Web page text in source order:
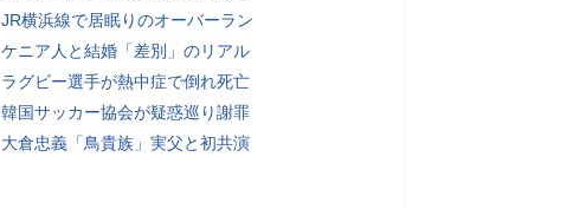
JR横浜線で居眠りのオーバーラン
ケニア人と結婚「差別」のリアル
ラグビー選手が熱中症で倒れ死亡
韓国サッカー協会が疑惑巡り謝罪
大倉忠義「鳥貴族」実父と初共演